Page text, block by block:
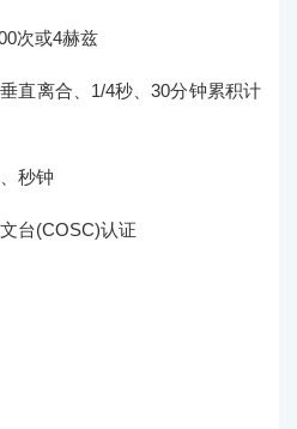
次或4赫兹
直离合、1/4秒、30分钟累积计
秒钟
台(COSC)认证